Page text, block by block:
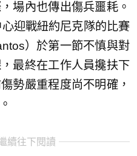
場內也傳出傷兵噩耗。
迎戰紐約尼克隊的比賽
）於第一節不慎與對
最終在工作人員攙扶下
勢嚴重程度尚不明確，
續往下閱讀